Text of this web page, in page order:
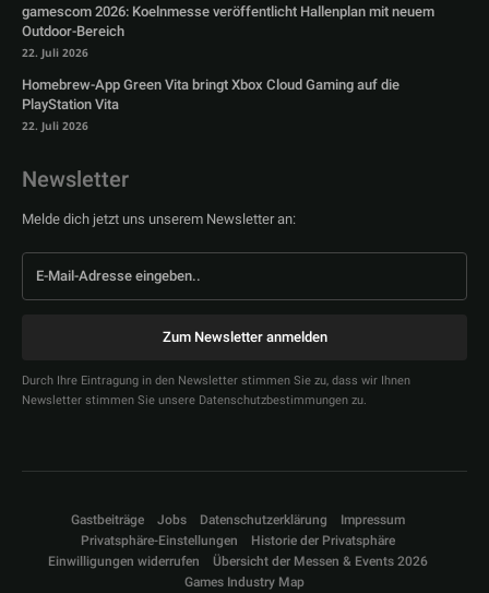
gamescom 2026: Koelnmesse veröffentlicht Hallenplan mit neuem
Outdoor-Bereich
22. Juli 2026
Homebrew-App Green Vita bringt Xbox Cloud Gaming auf die
PlayStation Vita
22. Juli 2026
Newsletter
Melde dich jetzt uns unserem Newsletter an:
Zum Newsletter anmelden
Durch Ihre Eintragung in den Newsletter stimmen Sie zu, dass wir Ihnen
Newsletter stimmen Sie unsere Datenschutzbestimmungen zu.
Gastbeiträge Jobs Datenschutzerklärung
Impressum
Privatsphäre-Einstellungen
Historie der Privatsphäre
Einwilligungen widerrufen
Übersicht der Messen & Events 2026
Games Industry Map